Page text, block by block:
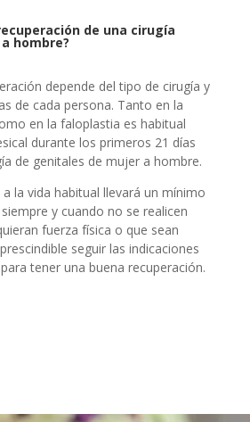
de una cirugía
hombre?
depende del tipo de cirugía y
de cada persona. Tanto en la
en la faloplastia es habitual
durante los primeros 21 días
de genitales de mujer a hombre.
la vida habitual llevará un mínimo
y cuando no se realicen
fuerza física o que sean
seguir las indicaciones
tener una buena recuperación.